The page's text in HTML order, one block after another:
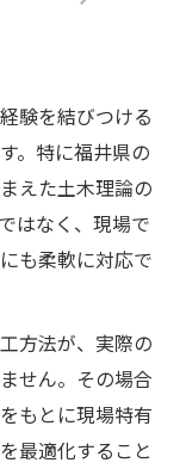
験を結びつける
。特に福井県の
えた土木理論の
はなく、現場で
も柔軟に対応で
方法が、実際の
せん。その場合
もとに現場特有
最適化すること